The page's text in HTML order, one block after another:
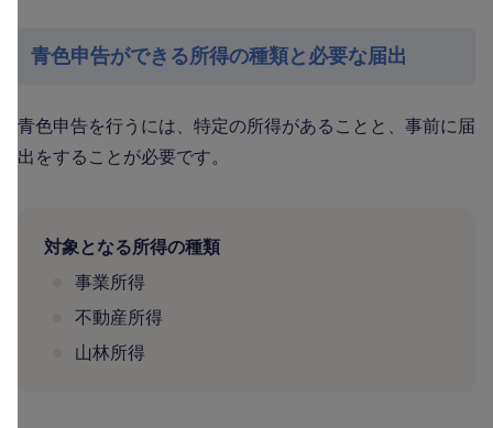
青色申告ができる所得の種類と必要な届出
青色申告を行うには、特定の所得があることと、事前に届
出をすることが必要です。
対象となる所得の種類
事業所得
不動産所得
山林所得